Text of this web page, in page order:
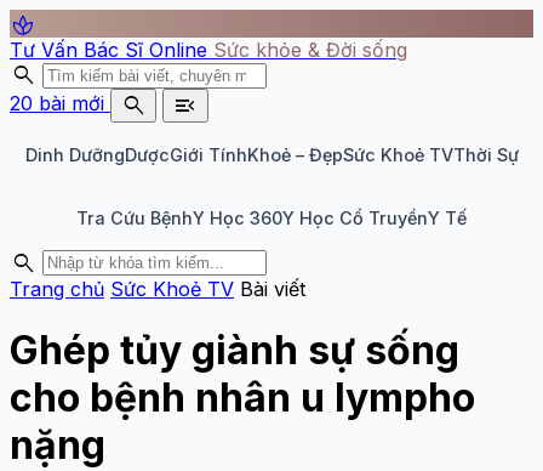
spa
Tư Vấn Bác Sĩ Online Sức khỏe & Đời sống
search
20 bài mới search menu_open
Dinh DưỡngDượcGiới TínhKhoẻ – ĐẹpSức Khoẻ TVThời Sự
Tra Cứu BệnhY Học 360Y Học Cổ TruyềnY Tế
search
Trang chủ Sức Khoẻ TV Bài viết
Ghép tủy giành sự sống
cho bệnh nhân u lympho
nặng